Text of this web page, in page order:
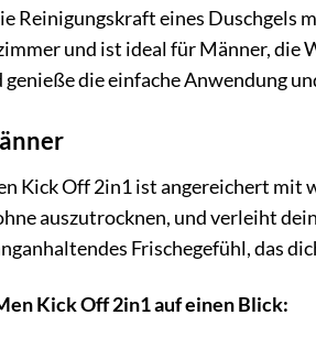
Reinigungskraft eines Duschgels
und ist ideal für Männer,
die einfache Anwendung
Kick Off 2in1 ist angereichert
auszutrocknen, und verleiht
Frischegefühl, das
Kick Off 2in1 auf einen Blick: